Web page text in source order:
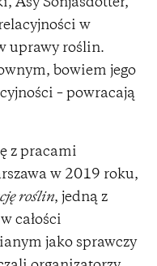
Åsy Sonjasdotter,
w
uprawy roślin.
bowiem jego
– powracają
z pracami
w 2019 roku,
roślin, jedną z
całości
jako sprawczy